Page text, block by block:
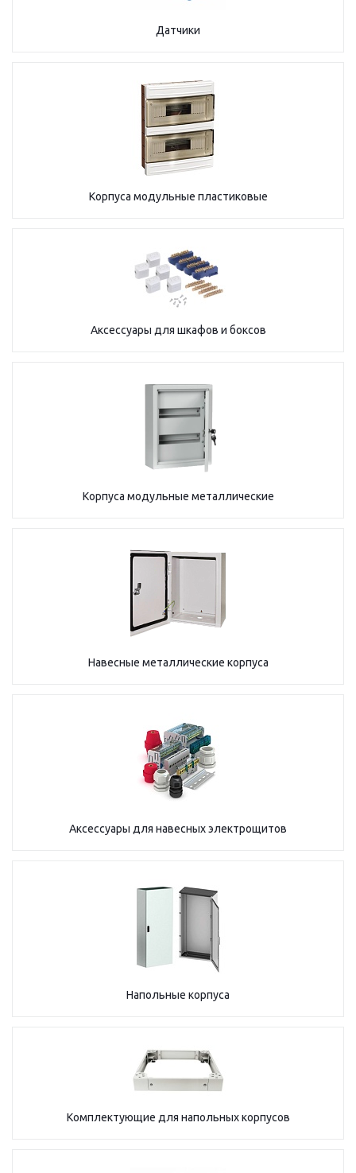
Датчики
Корпуса модульные пластиковые
Аксессуары для шкафов и боксов
Корпуса модульные металлические
Навесные металлические корпуса
Аксессуары для навесных электрощитов
Напольные корпуса
Комплектующие для напольных корпусов